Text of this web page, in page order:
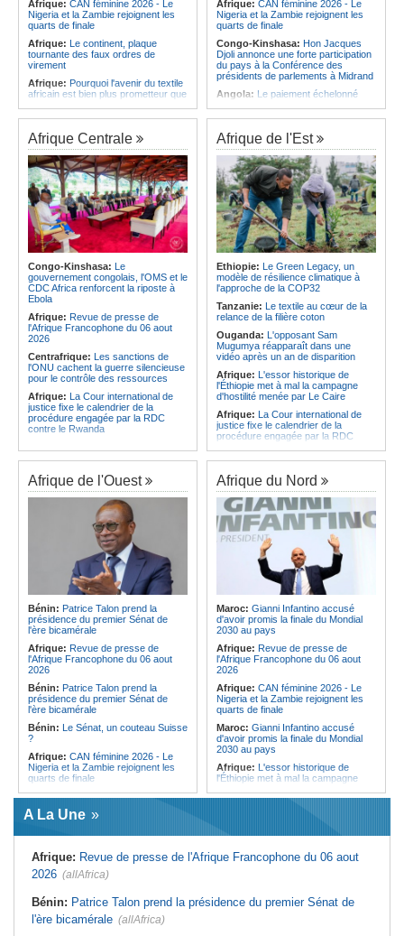
Afrique: CAN féminine 2026 - Le
Nigeria et la Zambie rejoignent les
quarts de finale
Afrique: Le continent, plaque
tournante des faux ordres de
virement
Afrique: Pourquoi l'avenir du textile
africain est bien plus prometteur que
Afrique:L'essor historique de
l'Éthiopie met à mal la campagne
d'hostilité menée par Le Caire
Afrique:La Cour international de
justice fixe le calendrier de la
procédure engagée par la RDC
contre le Rwanda
Afrique:Ligue des Champions de la
CAF - L'Espérance exemptée au
premier tour, le Club Africain hérite
du Djoliba AC
Afrique:Un consortium européen
développe un modèle de production
novateur pour les ingrédients
pharmaceutiques actifs, une
Afrique:Épidémie d'Ebola - Le
gouvernement renforce la riposte
CDC
Afrique: CAN féminine 2026 - Le
Nigeria et la Zambie rejoignent les
quarts de finale
Congo-Kinshasa: Hon Jacques
Djoli annonce une forte participation
du pays à la Conférence des
présidents de parlements à Midrand
Angola: Le paiement échelonné
Angola:Jiu-jitsu - Le pays
décroche une troisième médaille à
Abou Dabi
Afrique:Ju-Jitsu - La délégation
angolaise reçue par l'ambassadeur
d'Angola aux Émirats arabes unis
Angola:Une expédition automobile
favorise le tourisme à Humpata
Angola:La WAS-AC souhaite
collaborer avec le pays pour
stimuler l'aquaculture
Afrique:Un groupe parlementaire
se penche sur le rôle des femmes
dans l'interaction avec les
communautés
Afrique Centrale
Congo-Kinshasa: Le
gouvernement congolais, l'OMS et le
CDC Africa renforcent la riposte à
Ebola
Afrique: Revue de presse de
l'Afrique Francophone du 06 aout
2026
Centrafrique: Les sanctions de
l'ONU cachent la guerre silencieuse
pour le contrôle des ressources
Afrique: La Cour international de
justice fixe le calendrier de la
procédure engagée par la RDC
contre le Rwanda
Congo-Kinshasa:Plan stratégique
triennal 2026-2028 - L'IGF place la
digitalisation au coeur des réformes
Congo-Kinshasa:RDC - Félix
Tshisekedi place le CEFOCK au
coeur de bataille de l'appropriation
du Génocost !
Congo-Kinshasa: Matadi - Le
Kongo Central lance la campagne
de sensibilisation au deuxième
Recensement général de la
population et de l'habitat
Congo-Kinshasa: Le VPM Shabani
remet aux organisations politiques la
directive ministérielle de l'année
politique 2026
Congo-Kinshasa:Gratien de
Saint-Nicolas Iracan - « Je ne
soutiendrai jamais un dialogue
destiné au partage du pouvoir ou à
la légitimation des groupes armés »
Afrique de l'Est
Ethiopie: Le Green Legacy, un
modèle de résilience climatique à
l'approche de la COP32
Tanzanie: Le textile au cœur de la
relance de la filière coton
Ouganda: L'opposant Sam
Mugumya réapparaît dans une
vidéo après un an de disparition
Afrique: L'essor historique de
l'Éthiopie met à mal la campagne
d'hostilité menée par Le Caire
Afrique: La Cour international de
justice fixe le calendrier de la
procédure engagée par la RDC
Ethiopie:Addis-Abeba - L'église
d'Afrique lance officiellement son
'cheminement' vers la grande
Assemblée de 2028
Afrique de l'Est: Le pari du régime
érythréen - Pousser le Tigray vers
une zone tampon dans le cadre
d'une nouvelle guerre par
procuration
Ethiopie:Le Premier ministre Abiy
inaugure le nouveau terminal de
l'aéroport international de Bahir Dar
Afrique:La Croix-Rouge
éthiopienne appelle à une
mobilisation accrue des ressources
locales en Afrique
Afrique de l'Est:
les moyens, entraver la coopération
équitable par tous les moyens
Afrique de l'Ouest
Bénin: Patrice Talon prend la
présidence du premier Sénat de
l'ère bicamérale
Afrique: Revue de presse de
l'Afrique Francophone du 06 aout
2026
Bénin: Patrice Talon prend la
présidence du premier Sénat de
l'ère bicamérale
Bénin: Le Sénat, un couteau Suisse
?
Afrique: CAN féminine 2026 - Le
Nigeria et la Zambie rejoignent les
quarts de finale
Afrique:Le continent, plaque
tournante des faux ordres de
virement
Mali:Achat d'un avion présidentiel -
condamnation de l'ex-ministre de
l'Économie
France la restitution du crâne de
Bokar Biro et de trois de ses
proches
Afrique du Nord
Maroc: Gianni Infantino accusé
d'avoir promis la finale du Mondial
2030 au pays
Afrique: Revue de presse de
l'Afrique Francophone du 06 aout
2026
Afrique: CAN féminine 2026 - Le
Nigeria et la Zambie rejoignent les
quarts de finale
Maroc: Gianni Infantino accusé
d'avoir promis la finale du Mondial
2030 au pays
Afrique: L'essor historique de
l'Éthiopie met à mal la campagne
blessés dans un grave accident de
calcinée à Moknine après le
rétablissement du courant
A La Une
Afrique: Revue de presse de l'Afrique Francophone du 06 aout
2026 (allAfrica)
Bénin: Patrice Talon prend la présidence du premier Sénat de
l'ère bicamérale (allAfrica)